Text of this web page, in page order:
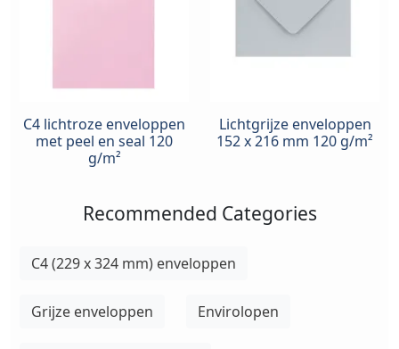
C4 lichtroze enveloppen
met peel en seal 120
g/m²
Lichtgrijze enveloppen
152 x 216 mm 120 g/m²
Recommended Categories
C4 (229 x 324 mm) enveloppen
Grijze enveloppen Envirolopen